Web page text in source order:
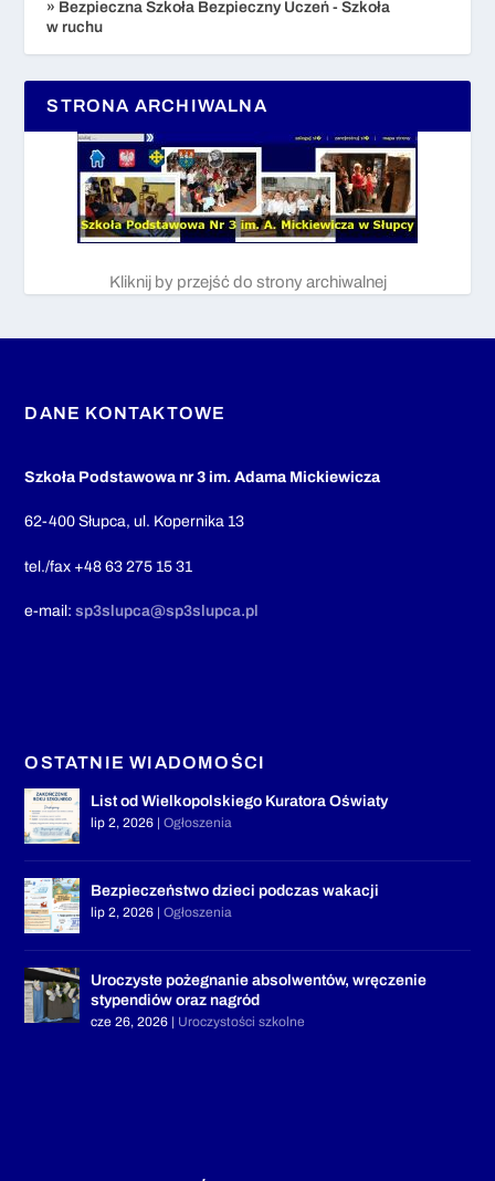
» Bezpieczna Szkoła Bezpieczny Uczeń - Szkoła
w ruchu
STRONA ARCHIWALNA
Kliknij by przejść do strony archiwalnej
DANE KONTAKTOWE
Szkoła Podstawowa nr 3 im. Adama Mickiewicza
62-400 Słupca, ul. Kopernika 13
tel./fax +48 63 275 15 31
e-mail:sp3slupca@sp3slupca.pl
OSTATNIE WIADOMOŚCI
List od Wielkopolskiego Kuratora Oświaty
lip 2, 2026 |Ogłoszenia
Bezpieczeństwo dzieci podczas wakacji
lip 2, 2026 |Ogłoszenia
Uroczyste pożegnanie absolwentów, wręczenie
stypendiów oraz nagród
cze 26, 2026 | Uroczystości szkolne